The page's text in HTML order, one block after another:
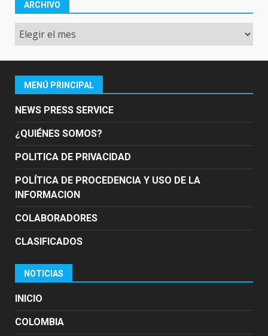
ARCHIVO
Archivo
MENÚ PRINCIPAL
NEWS PRESS SERVICE
¿QUIÉNES SOMOS?
POLITICA DE PRIVACIDAD
POLÍTICA DE PROCEDENCIA Y USO DE LA
INFORMACION
COLABORADORES
CLASIFICADOS
NOTICIAS
INICIO
COLOMBIA